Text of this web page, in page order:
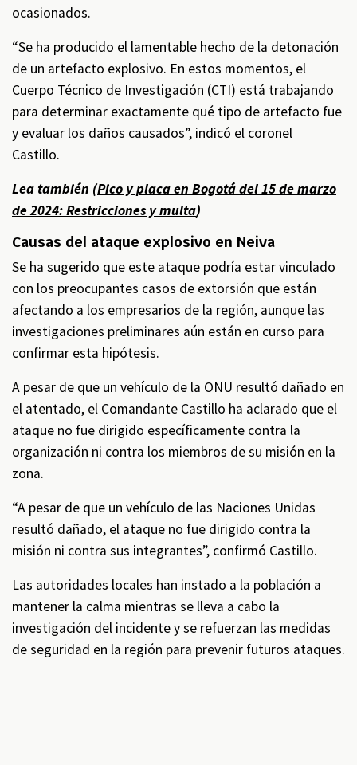
ocasionados.
“Se ha producido el lamentable hecho de la detonación
de un artefacto explosivo. En estos momentos, el
Cuerpo Técnico de Investigación (CTI) está trabajando
para determinar exactamente qué tipo de artefacto fue
y evaluar los daños causados”, indicó el coronel
Castillo.
Lea también (Pico y placa en Bogotá del 15 de marzo
de 2024: Restricciones y multa)
Causas del ataque explosivo en Neiva
Se ha sugerido que este ataque podría estar vinculado
con los preocupantes casos de extorsión que están
afectando a los empresarios de la región, aunque las
investigaciones preliminares aún están en curso para
confirmar esta hipótesis.
A pesar de que un vehículo de la ONU resultó dañado en
el atentado, el Comandante Castillo ha aclarado que el
ataque no fue dirigido específicamente contra la
organización ni contra los miembros de su misión en la
zona.
“A pesar de que un vehículo de las Naciones Unidas
resultó dañado, el ataque no fue dirigido contra la
misión ni contra sus integrantes”, confirmó Castillo.
Las autoridades locales han instado a la población a
mantener la calma mientras se lleva a cabo la
investigación del incidente y se refuerzan las medidas
de seguridad en la región para prevenir futuros ataques.